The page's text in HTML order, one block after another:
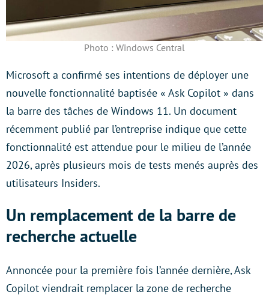
Photo : Windows Central
Microsoft a confirmé ses intentions de déployer une
nouvelle fonctionnalité baptisée « Ask Copilot » dans
la barre des tâches de Windows 11. Un document
récemment publié par l’entreprise indique que cette
fonctionnalité est attendue pour le milieu de l’année
2026, après plusieurs mois de tests menés auprès des
utilisateurs Insiders.
Un remplacement de la barre de
recherche actuelle
Annoncée pour la première fois l’année dernière, Ask
Copilot viendrait remplacer la zone de recherche